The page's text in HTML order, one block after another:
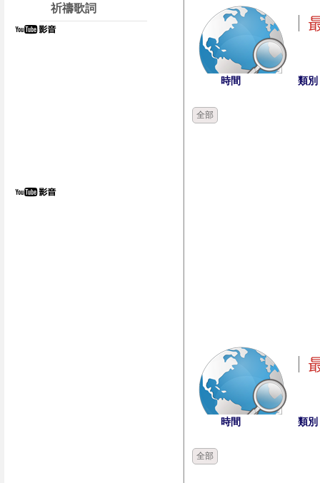
祈禱歌詞
時間 類別
全部
時間 類別
全部